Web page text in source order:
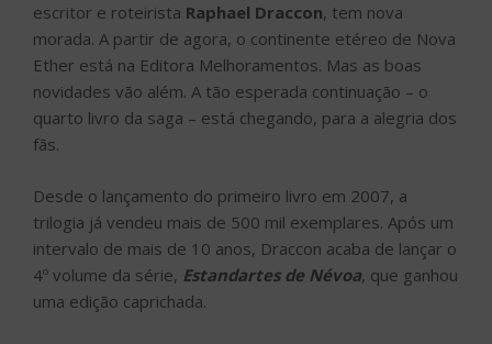
escritor e roteirista Raphael Draccon, tem nova
morada. A partir de agora, o continente etéreo de Nova
Ether está na Editora Melhoramentos. Mas as boas
novidades vão além. A tão esperada continuação – o
quarto livro da saga – está chegando, para a alegria dos
fãs.
Desde o lançamento do primeiro livro em 2007, a
trilogia já vendeu mais de 500 mil exemplares. Após um
intervalo de mais de 10 anos, Draccon acaba de lançar o
4º volume da série, Estandartes de Névoa, que ganhou
uma edição caprichada.